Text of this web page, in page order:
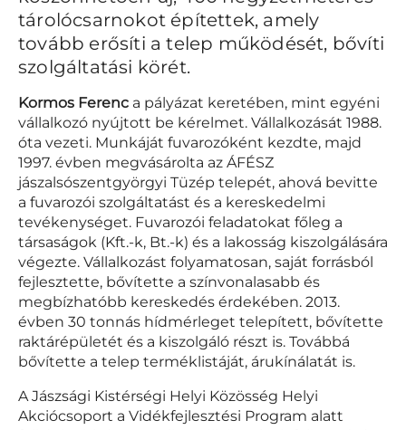
tárolócsarnokot építettek, amely
tovább erősíti a telep működését, bővíti
szolgáltatási körét.
Kormos Ferenc a pályázat keretében, mint egyéni
vállalkozó nyújtott be kérelmet. Vállalkozását 1988.
óta vezeti. Munkáját fuvarozóként kezdte, majd
1997. évben megvásárolta az ÁFÉSZ
jászalsószentgyörgyi Tüzép telepét, ahová bevitte
a fuvarozói szolgáltatást és a kereskedelmi
tevékenységet. Fuvarozói feladatokat főleg a
társaságok (Kft.-k, Bt.-k) és a lakosság kiszolgálására
végezte. Vállalkozást folyamatosan, saját forrásból
fejlesztette, bővítette a színvonalasabb és
megbízhatóbb kereskedés érdekében. 2013.
évben 30 tonnás hídmérleget telepített, bővítette
raktárépületét és a kiszolgáló részt is. Továbbá
bővítette a telep terméklistáját, árukínálatát is.
A Jászsági Kistérségi Helyi Közösség Helyi
Akciócsoport a Vidékfejlesztési Program alatt